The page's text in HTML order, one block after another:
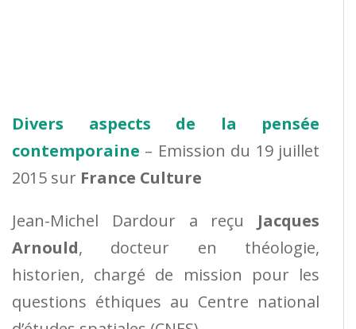
Divers aspects de la pensée
contemporaine – Emission du 19 juillet
2015 sur France Culture
Jean-Michel Dardour a reçu Jacques
Arnould, docteur en théologie,
historien, chargé de mission pour les
questions éthiques au Centre national